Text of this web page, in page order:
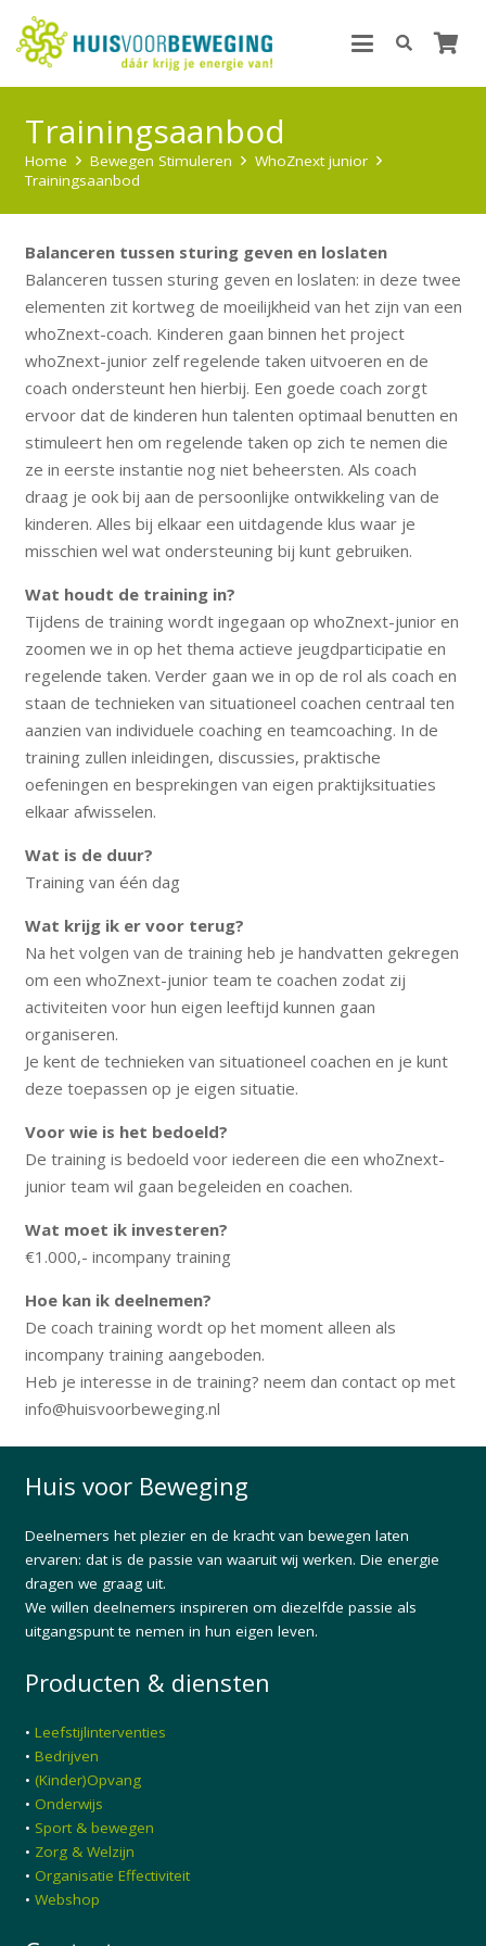
Trainingsaanbod
Home Bewegen Stimuleren
WhoZnext junior
Trainingsaanbod
Balanceren tussen sturing geven en loslaten
Balanceren tussen sturing geven en loslaten: in deze twee
elementen zit kortweg de moeilijkheid van het zijn van een
whoZnext-coach. Kinderen gaan binnen het project
whoZnext-junior zelf regelende taken uitvoeren en de
coach ondersteunt hen hierbij. Een goede coach zorgt
ervoor dat de kinderen hun talenten optimaal benutten en
stimuleert hen om regelende taken op zich te nemen die
ze in eerste instantie nog niet beheersten. Als coach
draag je ook bij aan de persoonlijke ontwikkeling van de
kinderen. Alles bij elkaar een uitdagende klus waar je
misschien wel wat ondersteuning bij kunt gebruiken.
Wat houdt de training in?
Tijdens de training wordt ingegaan op whoZnext-junior en
zoomen we in op het thema actieve jeugdparticipatie en
regelende taken. Verder gaan we in op de rol als coach en
staan de technieken van situationeel coachen centraal ten
aanzien van individuele coaching en teamcoaching. In de
training zullen inleidingen, discussies, praktische
oefeningen en besprekingen van eigen praktijksituaties
elkaar afwisselen.
Wat is de duur?
Training van één dag
Wat krijg ik er voor terug?
Na het volgen van de training heb je handvatten gekregen
om een whoZnext-junior team te coachen zodat zij
activiteiten voor hun eigen leeftijd kunnen gaan
organiseren.
Je kent de technieken van situationeel coachen en je kunt
deze toepassen op je eigen situatie.
Voor wie is het bedoeld?
De training is bedoeld voor iedereen die een whoZnext-
junior team wil gaan begeleiden en coachen.
Wat moet ik investeren?
€1.000,- incompany training
Hoe kan ik deelnemen?
De coach training wordt op het moment alleen als
incompany training aangeboden.
Heb je interesse in de training? neem dan contact op met
info@huisvoorbeweging.nl
Huis voor Beweging
Deelnemers het plezier en de kracht van bewegen laten
ervaren: dat is de passie van waaruit wij werken. Die energie
dragen we graag uit.
We willen deelnemers inspireren om diezelfde passie als
uitgangspunt te nemen in hun eigen leven.
Producten & diensten
• Leefstijlinterventies
• Bedrijven
• (Kinder)Opvang
• Onderwijs
• Sport & bewegen
• Zorg & Welzijn
• Organisatie Effectiviteit
• Webshop